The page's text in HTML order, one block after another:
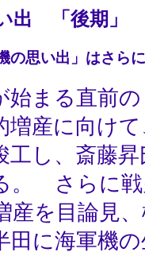
出 「後期」
の思い出」はさら
まる直前の
増産に向け
工し、斎藤
。 さらに戦
産を目論見
田に海軍機